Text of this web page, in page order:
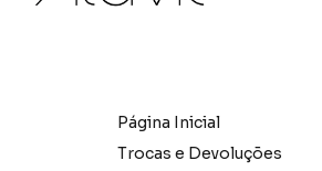
Página Inicial
Trocas e Devoluções